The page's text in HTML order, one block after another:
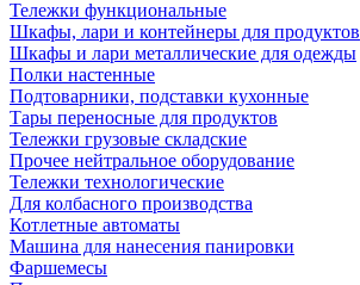
Тележки функциональные
Шкафы, лари и контейнеры для продуктов
Шкафы и лари металлические для одежды
Полки настенные
Подтоварники, подставки кухонные
Тары переносные для продуктов
Тележки грузовые складские
Прочее нейтральное оборудование
Тележки технологические
Для колбасного производства
Котлетные автоматы
Машина для нанесения панировки
Фаршемесы